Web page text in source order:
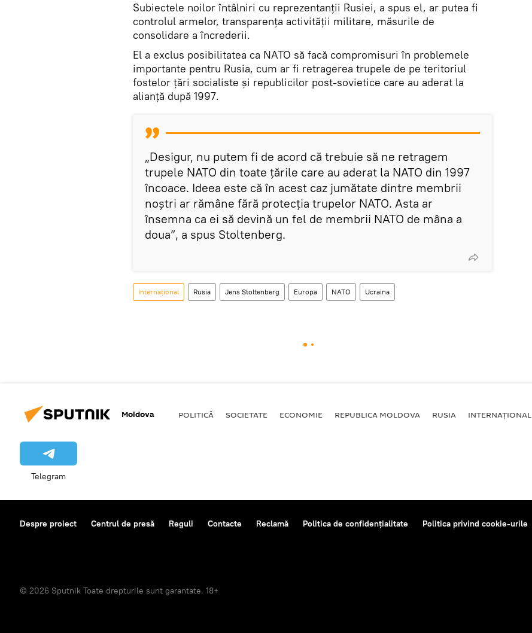
Subiectele noilor întâlniri cu reprezentanții Rusiei, a spus el, ar putea fi
controlul armelor, transparența activității militare, măsurile de
consolidare a încrederii.
El a exclus posibilitatea ca NATO să facă compromisuri în problemele
importante pentru Rusia, cum ar fi retragerea trupele de pe teritoriul
fostelor țări socialiste și republicilor post-sovietice care au aderat la
alianță după 1997.
„Desigur, nu putem fi de acord că trebuie să ne retragem
trupele NATO din toate țările care au aderat la NATO din 1997
încoace. Ideea este că în acest caz jumătate dintre membrii
noștri ar rămâne fără protecția trupelor NATO. Asta ar
însemna ca ei să devină un fel de membrii NATO de mâna a
doua”, a spus Stoltenberg.
Internațional Rusia Jens Stoltenberg Europa NATO Ucraina
Moldova POLITICĂ SOCIETATE ECONOMIE REPUBLICA MOLDOVA RUSIA INTERNAȚIONAL
Telegram
Despre proiect Centrul de presă Reguli Contacte Reclamă Politica de confidențialitate Politica privind cookie-urile
© 2026 Sputnik Toate drepturile sunt garantate. 18+